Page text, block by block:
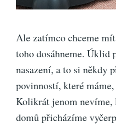
Ale zatímco chceme
toho dosáhneme. Úklid
nasazení, a to si někdy
povinností, které
Kolikrát jenom nevíme,
domů přicházíme